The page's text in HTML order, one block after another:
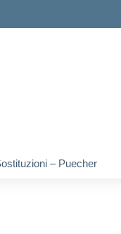
– Puecher